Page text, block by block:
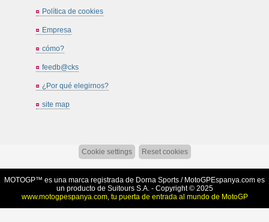
Política de cookies
Empresa
cómo?
feedb@cks
¿Por qué elegirnos?
site map
Cookie settings Reset cookies
MOTOGP™ es una marca registrada de Dorna Sports / MotoGPEspanya.com es
un producto de Suitours S.A. - Copyright © 2025
www.motogpespanya.com, tu puerta de entrada al mundo de MotoGP